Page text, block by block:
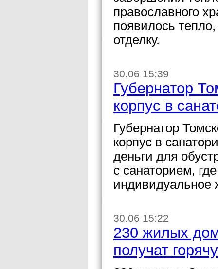
православного
появилось
отделку.
30.06 15:39
Губернатор
корпус в
Губернатор
корпус в
деньги для
с санаторием,
индивидуальное
30.06 15:22
230 жилых
получат